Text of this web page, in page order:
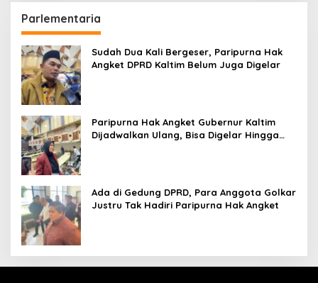
Parlementaria
Sudah Dua Kali Bergeser, Paripurna Hak
Angket DPRD Kaltim Belum Juga Digelar
Paripurna Hak Angket Gubernur Kaltim
Dijadwalkan Ulang, Bisa Digelar Hingga
Ada di Gedung DPRD, Para Anggota Golkar
Justru Tak Hadiri Paripurna Hak Angket